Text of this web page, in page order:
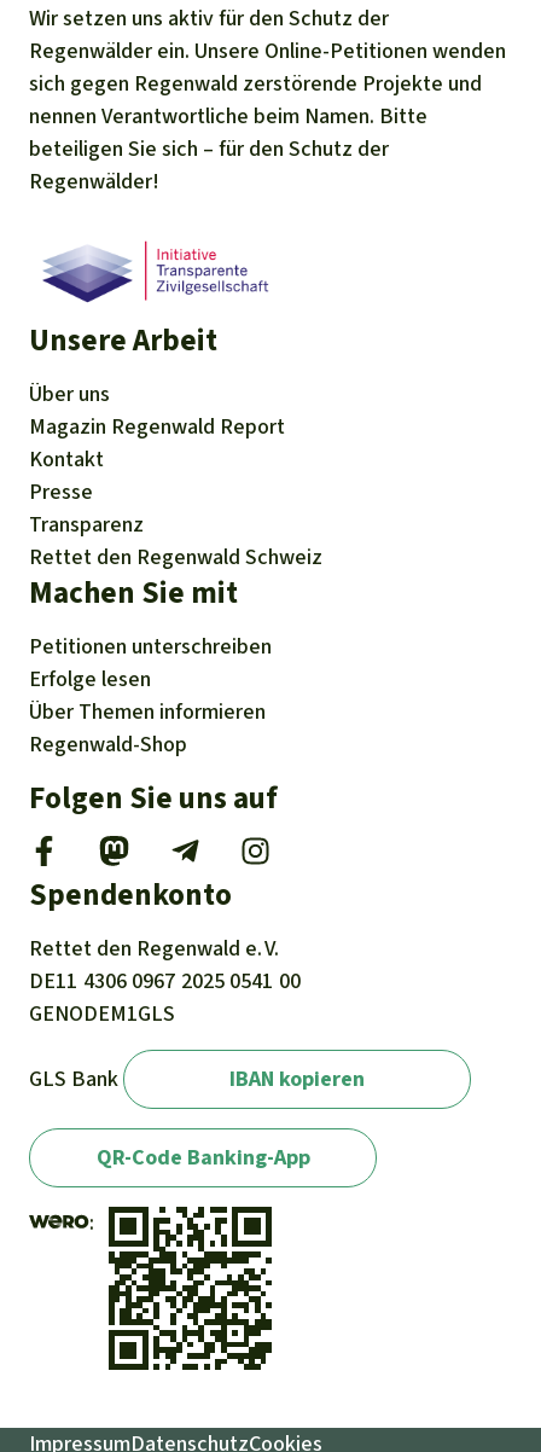
Wir setzen uns aktiv für den Schutz der
Regenwälder ein. Unsere Online-Petitionen wenden
sich gegen Regenwald zerstörende Projekte und
nennen Verantwortliche beim Namen. Bitte
beteiligen Sie sich – für den Schutz der
Regenwälder!
Unsere Arbeit
Über uns
Magazin Regenwald Report
Kontakt
Presse
Transparenz
Rettet den Regenwald Schweiz
Machen Sie mit
Petitionen unterschreiben
Erfolge lesen
Über Themen informieren
Regenwald-Shop
Folgen Sie uns auf
Spendenkonto
Rettet den Regenwald e. V.
DE11 4306 0967 2025 0541 00
GENODEM1GLS
GLS Bank IBAN kopieren
QR-Code Banking-App
ImpressumDatenschutzCookies